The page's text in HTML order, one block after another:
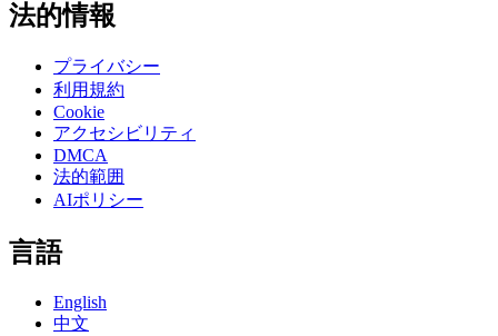
法的情報
プライバシー
利用規約
Cookie
アクセシビリティ
DMCA
法的範囲
AIポリシー
言語
English
中文